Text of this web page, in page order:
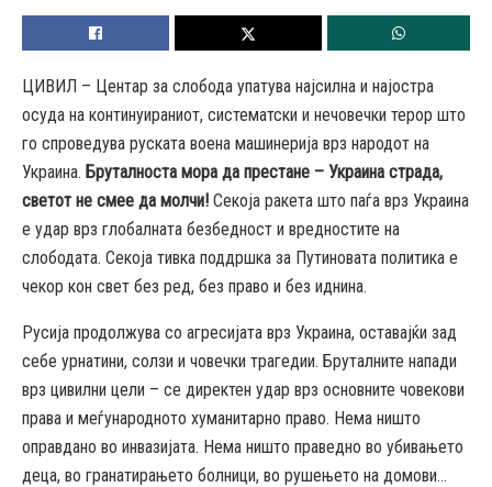
ЦИВИЛ – Центар за слобода упатува најсилна и најостра
осуда на континуираниот, систематски и нечовечки терор што
го спроведува руската воена машинерија врз народот на
Украина. Бруталноста мора да престане – Украина страда,
светот не смее да молчи! Секоја ракета што паѓа врз Украина
е удар врз глобалната безбедност и вредностите на
слободата. Секоја тивка поддршка за Путиновата политика е
чекор кон свет без ред, без право и без иднина.
Русија продолжува со агресијата врз Украина, оставајќи зад
себе урнатини, солзи и човечки трагедии. Бруталните напади
врз цивилни цели – се директен удар врз основните човекови
права и меѓународното хуманитарно право. Нема ништо
оправдано во инвазијата. Нема ништо праведно во убивањето
деца, во гранатирањето болници, во рушењето на домови…